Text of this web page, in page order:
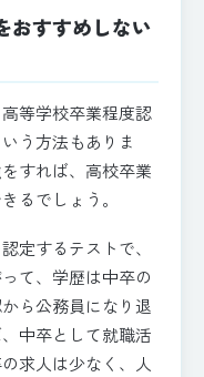
おすすめしない
等学校卒業程度認
う方法もありま
すれば、高校卒業
るでしょう。
定するテストで、
て、学歴は中卒の
ら公務員になり退
中卒として就職活
求人は少なく、人